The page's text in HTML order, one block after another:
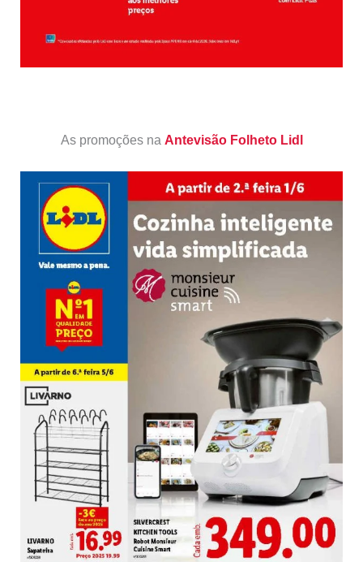
As promoções na Antevisão Folheto Lidl